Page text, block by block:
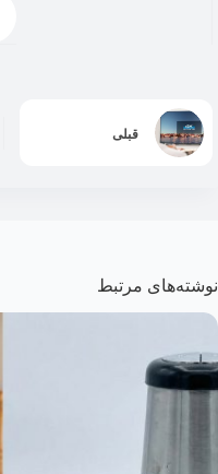
قبلی
نوشته‌های مرتبط